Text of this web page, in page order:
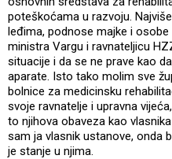
poteškoćama u razvoju.
leđima, podnose majke i
ministra Vargu i ravnateljicu
situacije i da se ne prave kao
aparate. Isto tako molim sve
bolnice za medicinsku
svoje ravnatelje i upravna
to njihova obaveza kao
sam ja vlasnik ustanove, onda
je stanje u njima.